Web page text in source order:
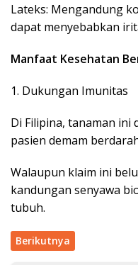
Lateks: Mengandung
dapat menyebabkan
Manfaat Kesehatan
1. Dukungan Imunitas
Di Filipina, tanaman
pasien demam
Walaupun klaim ini
kandungan senyawa
tubuh.
Berikutnya